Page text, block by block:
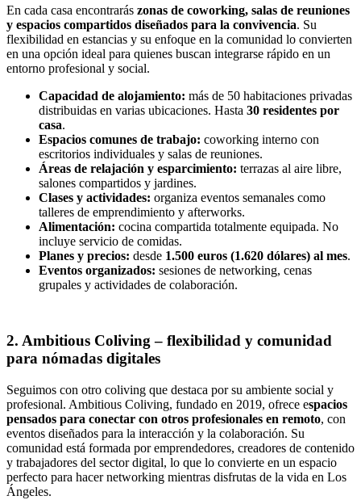
En cada casa encontrarás zonas de coworking, salas de reuniones
y espacios compartidos diseñados para la convivencia. Su
flexibilidad en estancias y su enfoque en la comunidad lo convierten
en una opción ideal para quienes buscan integrarse rápido en un
entorno profesional y social.
Capacidad de alojamiento: más de 50 habitaciones privadas
distribuidas en varias ubicaciones. Hasta 30 residentes por
casa.
Espacios comunes de trabajo: coworking interno con
escritorios individuales y salas de reuniones.
Áreas de relajación y esparcimiento: terrazas al aire libre,
salones compartidos y jardines.
Clases y actividades: organiza eventos semanales como
talleres de emprendimiento y afterworks.
Alimentación: cocina compartida totalmente equipada. No
incluye servicio de comidas.
Planes y precios: desde 1.500 euros (1.620 dólares) al mes.
Eventos organizados: sesiones de networking, cenas
grupales y actividades de colaboración.
2. Ambitious Coliving – flexibilidad y comunidad
para nómadas digitales
Seguimos con otro coliving que destaca por su ambiente social y
profesional. Ambitious Coliving, fundado en 2019, ofrece espacios
pensados para conectar con otros profesionales en remoto, con
eventos diseñados para la interacción y la colaboración. Su
comunidad está formada por emprendedores, creadores de contenido
y trabajadores del sector digital, lo que lo convierte en un espacio
perfecto para hacer networking mientras disfrutas de la vida en Los
Ángeles.